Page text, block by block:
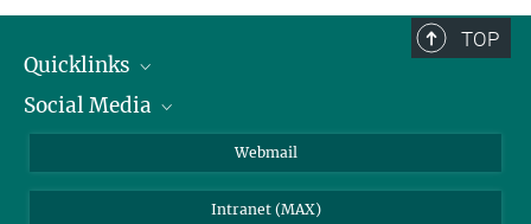
TOP
Quicklinks
IMPRS Graduiertenschule
Social Media
Webmail
Intranet (MAX)